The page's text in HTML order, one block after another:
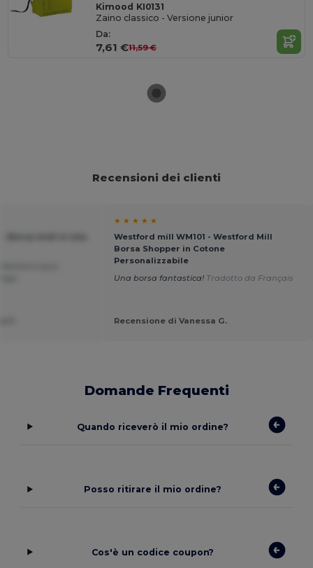
Kimood KI0131
Zaino classico - Versione junior
Da:
7,61 €11,59 €
Recensioni dei clienti
★ ★ ★ ★ ★
Westford mill WM101 - Westford Mill
Borsa Shopper in Cotone
Personalizzabile
Una borsa fantastica! Tradotto da Français
Recensione di Vanessa G.
Domande Frequenti
Quando riceverò il mio ordine?
Posso ritirare il mio ordine?
Cos'è un codice coupon?